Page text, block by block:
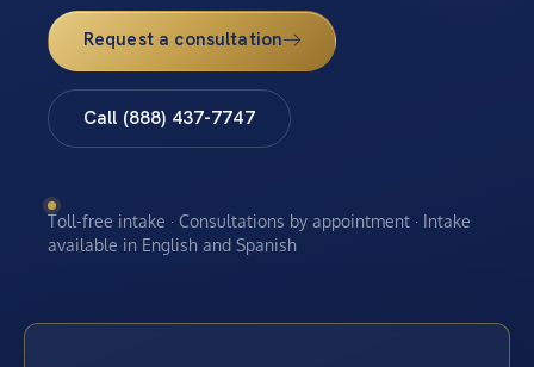
Request a consultation
Call (888) 437-7747
Toll-free intake · Consultations by appointment · Intake
available in English and Spanish